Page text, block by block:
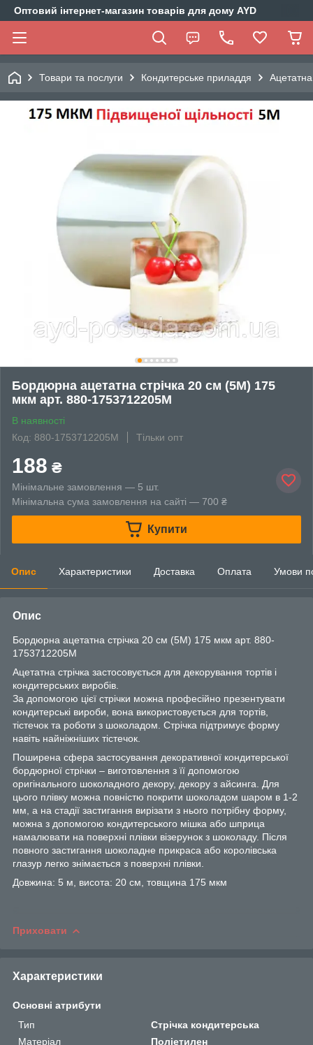
Оптовий інтернет-магазин товарів для дому AYD
Товари та послуги Кондитерське приладдя Ацетатна
Бордюрна ацетатна стрічка 20 см (5М) 175
мкм арт. 880-1753712205М
В наявності
Код: 880-1753712205М
Тільки опт
188 ₴
Мінімальне замовлення — 5 шт.
Мінімальна сума замовлення на сайті — 700 ₴
Купити
Опис Характеристики Доставка Оплата Умови
Опис
Бордюрна ацетатна стрічка 20 см (5М) 175 мкм арт. 880-
1753712205М
Ацетатна стрічка застосовується для декорування тортів і
кондитерських виробів.
За допомогою цієї стрічки можна професійно презентувати
кондитерські вироби, вона використовується для тортів,
тістечок та роботи з шоколадом. Стрічка підтримує форму
навіть найніжніших тістечок.
Поширена сфера застосування декоративної кондитерської
бордюрної стрічки – виготовлення з її допомогою
оригінального шоколадного декору, декору з айсинга. Для
цього плівку можна повністю покрити шоколадом шаром в 1-2
мм, а на стадії застигання вирізати з нього потрібну форму,
можна з допомогою кондитерського мішка або шприца
намалювати на поверхні плівки візерунок з шоколаду. Після
повного застигання шоколадне прикраса або королівська
глазур легко знімається з поверхні плівки.
Довжина: 5 м, висота: 20 см, товщина 175 мкм
Приховати
Характеристики
Основні атрибути
Тип
Стрічка кондитерська
Матеріал
Поліетилен